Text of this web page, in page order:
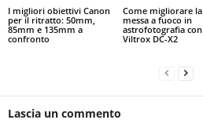
I migliori obiettivi Canon
per il ritratto: 50mm,
85mm e 135mm a
confronto
Come migliorare la
messa a fuoco in
astrofotografia con
Viltrox DC-X2
Lascia un commento